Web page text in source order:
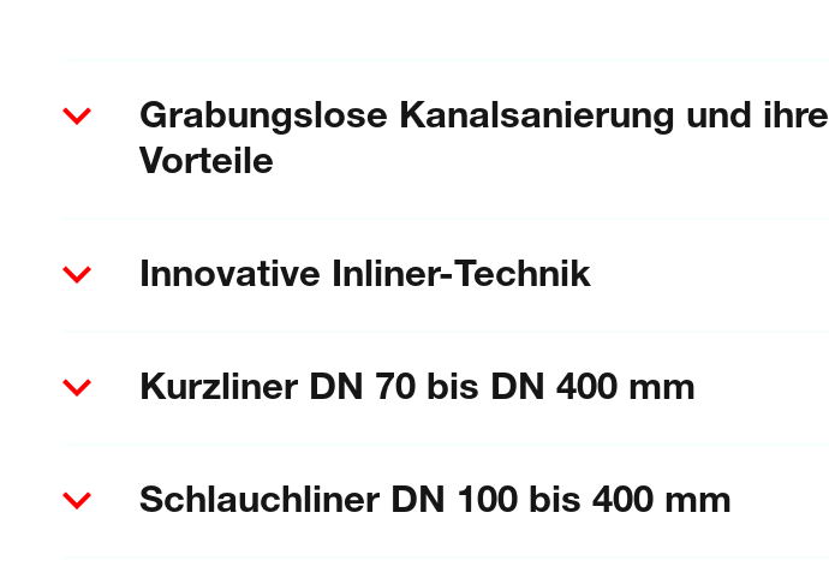
Grabungslose Kanalsanierung und ihre
Vorteile
Innovative Inliner-Technik
Kurzliner DN 70 bis DN 400 mm
Schlauchliner DN 100 bis 400 mm